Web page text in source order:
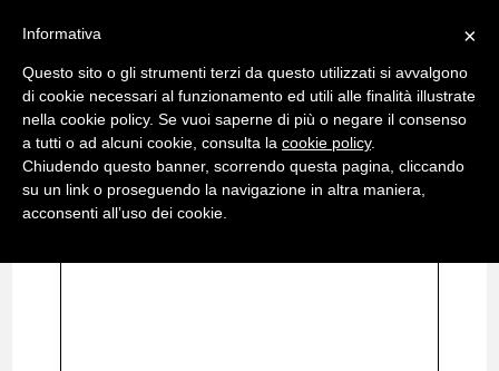
×
Informativa
Questo sito o gli strumenti terzi da questo utilizzati si avvalgono
di cookie necessari al funzionamento ed utili alle finalità illustrate
nella cookie policy. Se vuoi saperne di più o negare il consenso
a tutti o ad alcuni cookie, consulta la cookie policy.
Chiudendo questo banner, scorrendo questa pagina, cliccando
su un link o proseguendo la navigazione in altra maniera,
acconsenti all’uso dei cookie.